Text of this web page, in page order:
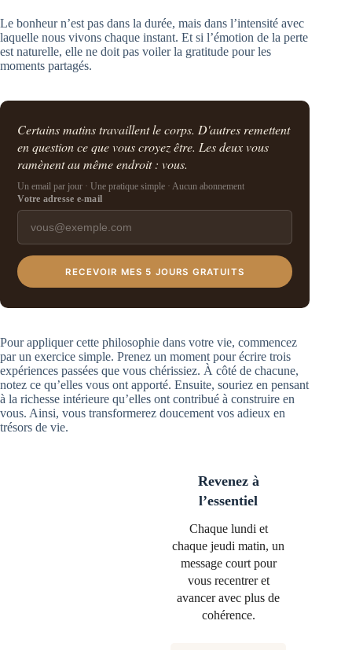
Le bonheur n’est pas dans la durée, mais dans l’intensité avec
laquelle nous vivons chaque instant. Et si l’émotion de la perte
est naturelle, elle ne doit pas voiler la gratitude pour les
moments partagés.
Certains matins travaillent le corps. D'autres remettent
en question ce que vous croyez être. Les deux vous
ramènent au même endroit : vous.
Un email par jour · Une pratique simple · Aucun abonnement
Votre adresse e-mail
RECEVOIR MES 5 JOURS GRATUITS
Pour appliquer cette philosophie dans votre vie, commencez
par un exercice simple. Prenez un moment pour écrire trois
expériences passées que vous chérissiez. À côté de chacune,
notez ce qu’elles vous ont apporté. Ensuite, souriez en pensant
à la richesse intérieure qu’elles ont contribué à construire en
vous. Ainsi, vous transformerez doucement vos adieux en
trésors de vie.
Revenez à
l’essentiel
Chaque lundi et
chaque jeudi matin, un
message court pour
vous recentrer et
avancer avec plus de
cohérence.